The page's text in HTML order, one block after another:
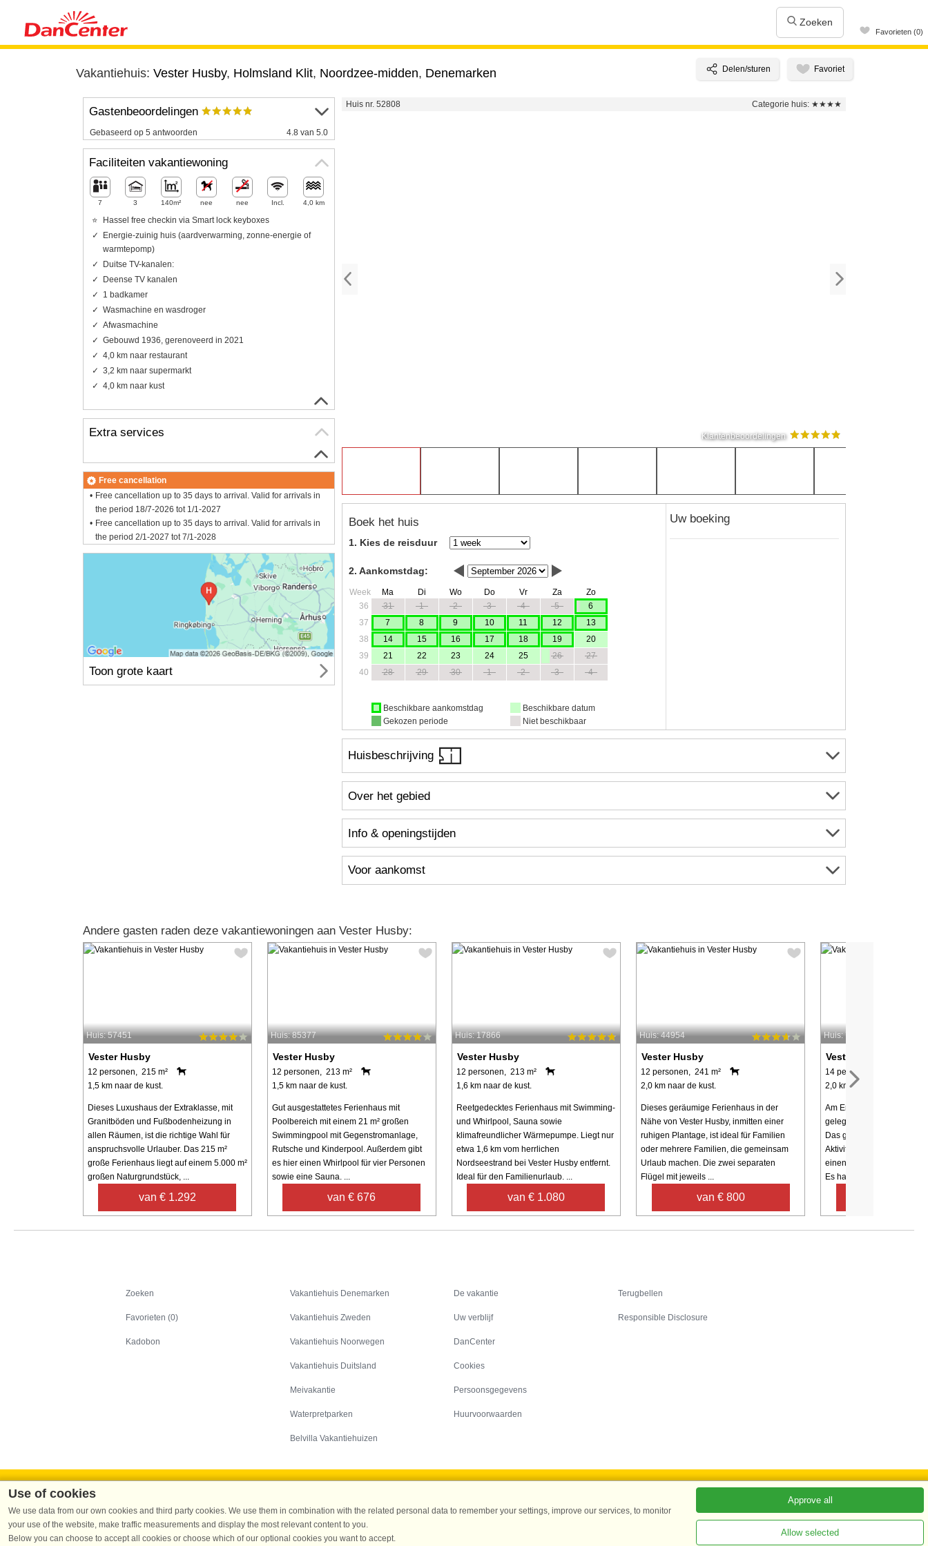
Zoeken
Favorieten (0)
Vakantiehuis: Vester Husby, Holmsland Klit, Noordzee-midden, Denemarken
Huis nr. 52808 Categorie huis: ★★★★
Klantenbeoordelingen
Boek het huis
1. Kies de reisduur
2. Aankomstdag:
Week Ma Di Wo Do Vr Za
Zo
36
31 1 2 3 4 5
6
37
7 8 9 10 11 12
13
38
14 15 16 17 18 19
20
39
21 22 23 24 25 26
27
40
28 29 30 1 2 3 4
Beschikbare aankomstdag
Gekozen periode
Beschikbare datum
Niet beschikbaar
Uw boeking
Huisbeschrijving
Over het gebied
Info & openingstijden
Voor aankomst
Gastenbeoordelingen
Gebaseerd op 5 antwoorden 4.8 van 5.0
Faciliteiten vakantiewoning
7 3 140m² nee nee Incl. 4,0 km
Hassel free checkin via Smart lock keyboxes
Energie-zuinig huis (aardverwarming, zonne-energie of
warmtepomp)
Duitse TV-kanalen:
Deense TV kanalen
1 badkamer
Wasmachine en wasdroger
Afwasmachine
Gebouwd 1936, gerenoveerd in 2021
4,0 km naar restaurant
3,2 km naar supermarkt
4,0 km naar kust
Extra services
Free cancellation
Free cancellation up to 35 days to arrival. Valid for arrivals in
the period 18/7-2026 tot 1/1-2027
Free cancellation up to 35 days to arrival. Valid for arrivals in
the period 2/1-2027 tot 7/1-2028
Toon grote kaart
Andere gasten raden deze vakantiewoningen aan Vester Husby:
Huis: 57451
Vester Husby
12 personen, 215 m²
1,5 km naar de kust.
Dieses Luxushaus der Extraklasse, mit
Granitböden und Fußbodenheizung in
allen Räumen, ist die richtige Wahl für
anspruchsvolle Urlauber. Das 215 m²
große Ferienhaus liegt auf einem 5.000 m²
großen Naturgrundstück, ...
van € 1.292
Huis: 85377
Vester Husby
12 personen, 213 m²
1,5 km naar de kust.
Gut ausgestattetes Ferienhaus mit
Poolbereich mit einem 21 m² großen
Swimmingpool mit Gegenstromanlage,
Rutsche und Kinderpool. Außerdem gibt
es hier einen Whirlpool für vier Personen
sowie eine Sauna. ...
van € 676
Huis: 17866
Vester Husby
12 personen, 213 m²
1,6 km naar de kust.
Reetgedecktes Ferienhaus mit Swimming-
und Whirlpool, Sauna sowie
klimafreundlicher Wärmepumpe. Liegt nur
etwa 1,6 km vom herrlichen
Nordseestrand bei Vester Husby entfernt.
Ideal für den Familienurlaub. ...
van € 1.080
Huis: 44954
Vester Husby
12 personen, 241 m²
2,0 km naar de kust.
Dieses geräumige Ferienhaus in der
Nähe von Vester Husby, inmitten einer
ruhigen Plantage, ist ideal für Familien
oder mehrere Familien, die gemeinsam
Urlaub machen. Die zwei separaten
Flügel mit jeweils ...
van € 800
Huis: 7845
Vester Husby
14 personen, 220 m²
2,0 km naar de kust.
Am Ende einer ruhigen
gelegenes Ferienhaus bei
Das geräumige
Aktivitäten für den
einen Whirlpool für
Es hat drei Ebenen und ...
Zoeken
Favorieten (0)
Kadobon
Vakantiehuis Denemarken
Vakantiehuis Zweden
Vakantiehuis Noorwegen
Vakantiehuis Duitsland
Meivakantie
Waterpretparken
Belvilla Vakantiehuizen
De vakantie
Uw verblijf
DanCenter
Cookies
Persoonsgegevens
Huurvoorwaarden
Terugbellen
Responsible Disclosure
Tel.: +45 70 13 00 00 - Fax.: +45 70 13 70 70 - CVR: 67324013
Danske Bank Copenhagen - IBAN: DK35 3000 4073 0424 53 - BIC/Swift Code : DABADKKK
Use of cookies
We use data from our own cookies and third party cookies. We use them in combination with the related personal data to remember your settings, improve our services, to monitor
your use of the website, make traffic measurements and display the most relevant content to you.
Below you can choose to accept all cookies or choose which of our optional cookies you want to accept.
Approve all
Allow selected